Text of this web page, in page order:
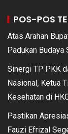
POS-POS
Atas Arahan
Padukan Budaya
Sinergi TP PKK
Nasional, Ketua
Kesehatan di
Pastikan
Fauzi Efrizal